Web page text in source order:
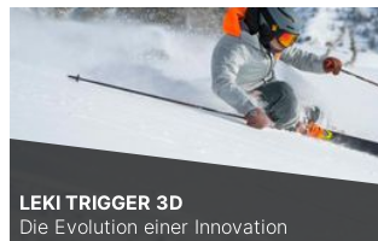
LEKI TRIGGER 3D
Die Evolution einer Innovation